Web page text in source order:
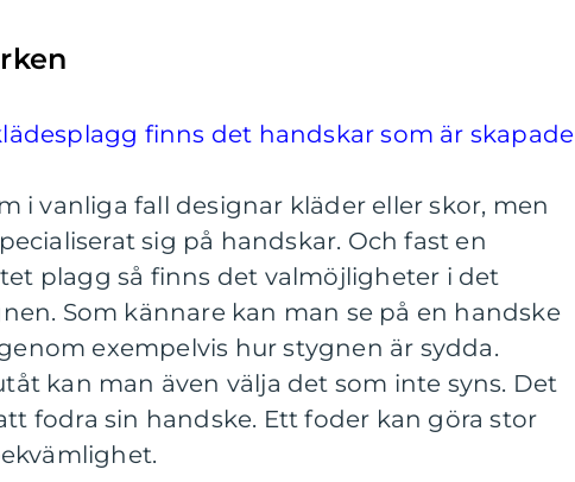
finns det handskar som är skapade
i vanliga fall designar kläder eller skor, men
sig på handskar. Och fast en
plagg så finns det valmöjligheter i det
Som kännare kan man se på en handske
exempelvis hur stygnen är sydda.
kan man även välja det som inte syns. Det
fodra sin handske. Ett foder kan göra stor